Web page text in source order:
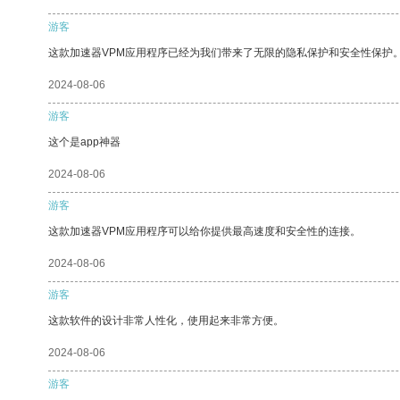
游客
这款加速器VPM应用程序已经为我们带来了无限的隐私保护和安全性保护
2024-08-06
游客
这个是app神器
2024-08-06
游客
这款加速器VPM应用程序可以给你提供最高速度和安全性的连接。
2024-08-06
游客
这款软件的设计非常人性化，使用起来非常方便。
2024-08-06
游客